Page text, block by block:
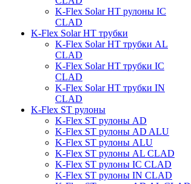
K-Flex Solar HT рулоны IC
CLAD
K-Flex Solar HT трубки
K-Flex Solar HT трубки AL
CLAD
K-Flex Solar HT трубки IC
CLAD
K-Flex Solar HT трубки IN
CLAD
K-Flex ST рулоны
K-Flex ST рулоны AD
K-Flex ST рулоны AD ALU
K-Flex ST рулоны ALU
K-Flex ST рулоны AL CLAD
K-Flex ST рулоны IC CLAD
K-Flex ST рулоны IN CLAD